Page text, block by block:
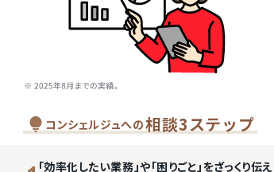
コンシェルジュへの相談3ステップ
「効率化したい業務」や「困りごと」をざっくり伝え